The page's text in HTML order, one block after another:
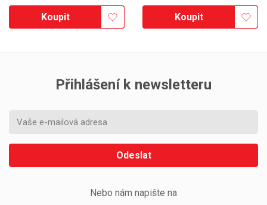
Koupit Koupit
Přihlášení k newsletteru
Odeslat
Nebo nám napište na